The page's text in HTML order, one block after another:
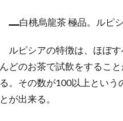
白桃烏龍茶 極品。ルピ
ルピシアの特徴は、ほぼ
んどのお茶で試飲をするこ
る。その数が100以上という
とが出来る。